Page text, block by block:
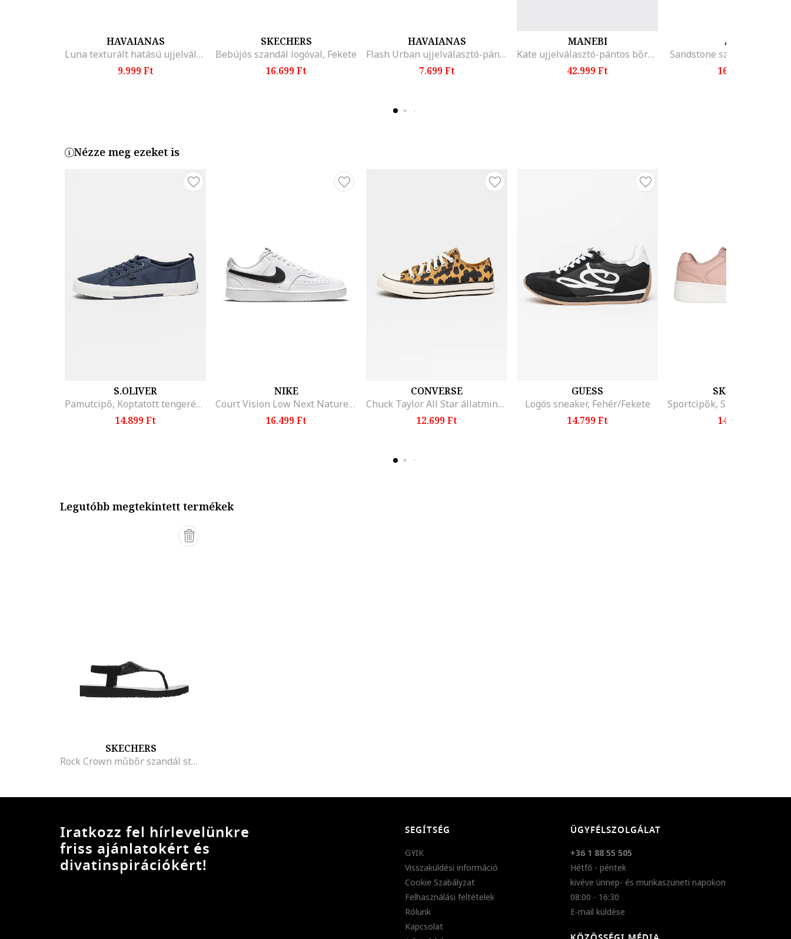
HAVAIANAS
Luna texturált hatású ujjelválasztó-pántos szandál, Fekete
9.999 Ft
SKECHERS
Bebújós szandál logóval, Fekete
16.699 Ft
HAVAIANAS
Flash Urban ujjelválasztó-pántos szandál domború logóval
7.699 Ft
MANEBI
Kate ujjelválasztó-pántos bőrszandál, Fekete
42.999 Ft
ALDO
Sandstone szandál,
16.599 Ft
Nézze meg ezeket is
S.OLIVER
Pamutcipő, Koptatott tengerészkék
14.899 Ft
NIKE
Court Vision Low Next Nature műbőr sneaker, Fehér/Fekete
16.499 Ft
CONVERSE
Chuck Taylor All Star állatmintás vászoncipő, Sötétbarna/Tevebarna
12.699 Ft
GUESS
Logós sneaker, Fehér/Fekete
14.799 Ft
SKECHERS
14.599 Ft
Legutóbb megtekintett termékek
SKECHERS
Rock Crown műbőr szandál strasszkövekkel
Iratkozz fel hírlevelünkre
friss ajánlatokért és
divatinspirációkért!
SEGÍTSÉG
GYIK
Visszaküldési információ
Cookie Szabályzat
Felhasználási feltételek
Rólunk
Kapcsolat
ÜGYFÉLSZOLGÁLAT
+36 1 88 55 505
Hétfő - péntek
kivéve ünnep- és munkaszüneti napokon
08:00 - 16:30
E-mail küldése